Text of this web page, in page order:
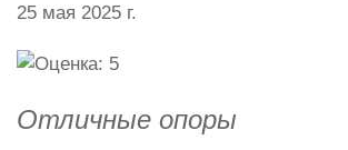
25 мая 2025 г.
Отличные опоры